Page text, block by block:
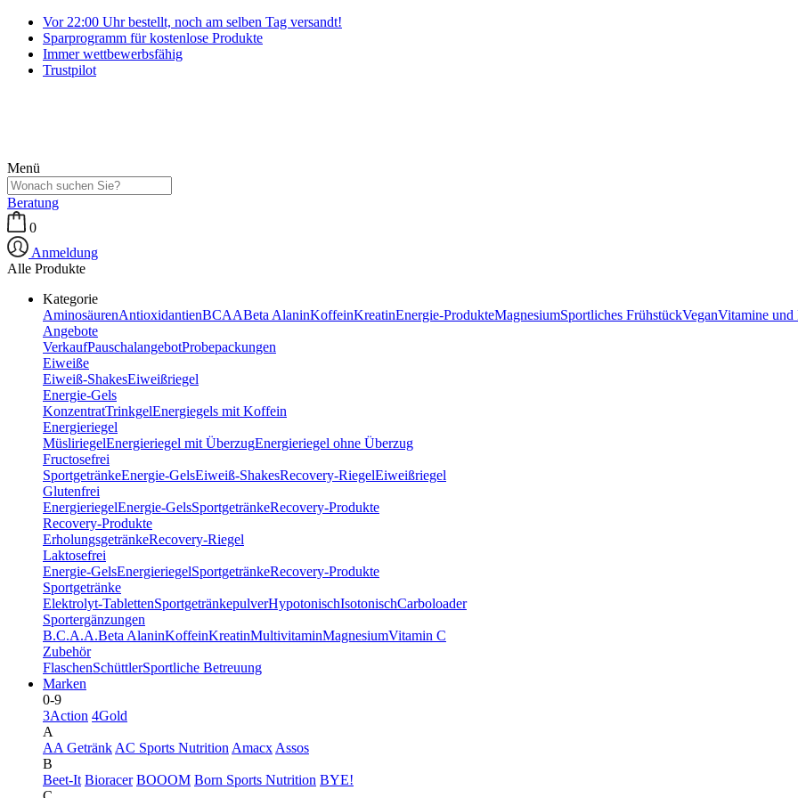
Vor 22:00 Uhr bestellt, noch am selben Tag versandt!
Sparprogramm für kostenlose Produkte
Immer wettbewerbsfähig
Trustpilot
Menü
Beratung
0
Anmeldung
Alle Produkte
Kategorie
AminosäurenAntioxidantienBCAABeta AlaninKoffeinKreatinEnergie-ProdukteMagnesiumSportliches FrühstückVeganVitamine und
Angebote
VerkaufPauschalangebotProbepackungen
Eiweiße
Eiweiß-ShakesEiweißriegel
Energie-Gels
KonzentratTrinkgelEnergiegels mit Koffein
Energieriegel
MüsliriegelEnergieriegel mit ÜberzugEnergieriegel ohne Überzug
Fructosefrei
SportgetränkeEnergie-GelsEiweiß-ShakesRecovery-RiegelEiweißriegel
Glutenfrei
EnergieriegelEnergie-GelsSportgetränkeRecovery-Produkte
Recovery-Produkte
ErholungsgetränkeRecovery-Riegel
Laktosefrei
Energie-GelsEnergieriegelSportgetränkeRecovery-Produkte
Sportgetränke
Elektrolyt-TablettenSportgetränkepulverHypotonischIsotonischCarboloader
Sportergänzungen
B.C.A.A.Beta AlaninKoffeinKreatinMultivitaminMagnesiumVitamin C
Zubehör
FlaschenSchüttlerSportliche Betreuung
Marken
0-9
3Action 4Gold
A
AA Getränk AC Sports Nutrition Amacx Assos
B
Beet-It Bioracer BOOOM Born Sports Nutrition BYE!